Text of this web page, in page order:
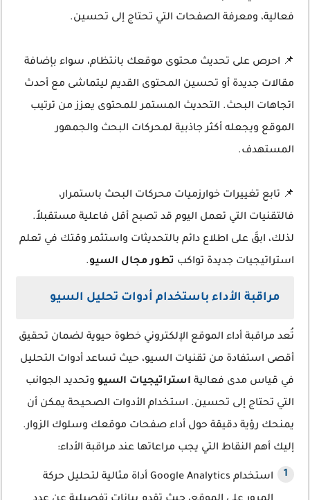
فعالية، ومعرفة الصفحات التي تحتاج إلى تحسين.
📌 احرص على تحديث محتوى موقعك بانتظام، سواء بإضافة
مقالات جديدة أو تحسين المحتوى القديم ليتماشى مع أحدث
اتجاهات البحث. التحديث المستمر للمحتوى يعزز من ترتيب
الموقع ويجعله أكثر جاذبية لمحركات البحث والجمهور
المستهدف.
📌 تابع تغييرات خوارزميات محركات البحث باستمرار،
فالتقنيات التي تعمل اليوم قد تصبح أقل فاعلية مستقبلاً.
لذلك، ابقَ على اطلاع دائم بالتحديثات واستثمر وقتك في تعلم
استراتيجيات جديدة تواكب تطور مجال السيو.
مراقبة الأداء باستخدام أدوات تحليل السيو
تُعد مراقبة أداء الموقع الإلكتروني خطوة حيوية لضمان تحقيق
أقصى استفادة من تقنيات السيو، حيث تساعد أدوات التحليل
في قياس مدى فعالية استراتيجيات السيو وتحديد الجوانب
التي تحتاج إلى تحسين. استخدام الأدوات الصحيحة يمكن أن
يمنحك رؤية دقيقة حول أداء صفحات موقعك وسلوك الزوار.
إليك أهم النقاط التي يجب مراعاتها عند مراقبة الأداء:
استخدام Google Analytics أداة مثالية لتحليل حركة